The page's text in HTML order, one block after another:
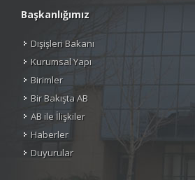
Başkanlığımız
Dışişleri Bakanı
Kurumsal Yapı
Birimler
Bir Bakışta AB
AB ile İlişkiler
Haberler
Duyurular